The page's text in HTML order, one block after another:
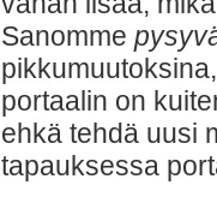
Sanomme
portaalin on
ehkä tehdä uusi
tapauksessa